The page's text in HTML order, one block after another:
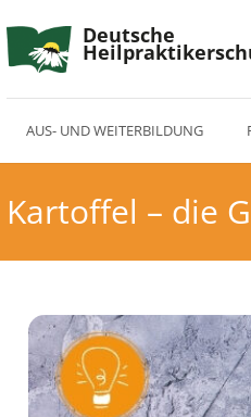
Deutsche
AUS- UND WEITERBILDUNG
Kartoffel – die